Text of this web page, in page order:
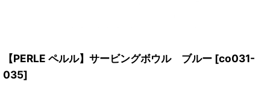
【PERLE ペルル】サービングボウル ブルー [co031-
035]